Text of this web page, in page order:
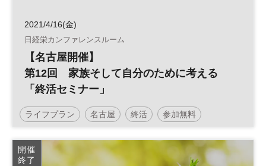
2021/4/16(金)
日経栄カンファレンスルーム
【名古屋開催】
第12回 家族そして自分のために考える
「終活セミナー」
ライフプラン 名古屋 終活 参加無料
開催
終了